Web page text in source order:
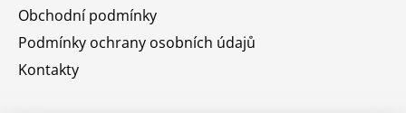
Obchodní podmínky
Podmínky ochrany osobních údajů
Kontakty